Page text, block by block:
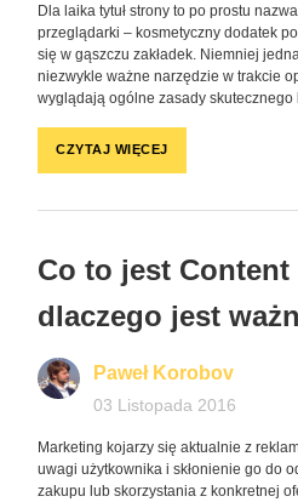
Dla laika tytuł strony to po prostu
przeglądarki – kosmetyczny dodatek
się w gąszczu zakładek. Niemniej
niezwykle ważne narzędzie w trakcie
wyglądają ogólne zasady skutecznego
CZYTAJ WIĘCEJ
Co to jest Content
dlaczego jest
Paweł Korobov
03 Listopada 2016
Marketing kojarzy się aktualnie z
uwagi użytkownika i skłonienie go do
zakupu lub skorzystania z konkretnej